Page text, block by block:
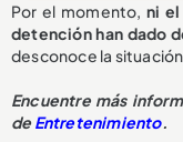
Por el momento,ni el
detención han dado
desconoce la
Encuentre más
deEntretenimiento.